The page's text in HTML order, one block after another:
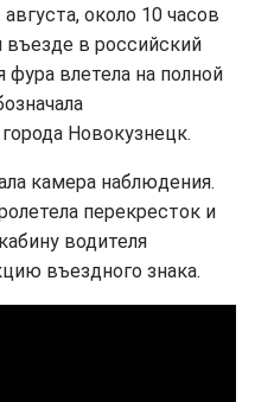
около 10 часов
въезде в российский
фура влетела на полной
Новокузнецк.
камера наблюдения.
перекресток и
водителя
въездного знака.